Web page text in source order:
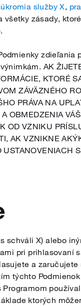
služby X,
všetky zásady,
zdieľania
AK
KTORÉ
ZÁVÄZNÉHO
PRÁVA NA
OBMEDZENIA
OD VZNIKU
AK VZNIKNE
USTANOVENIACH
schváli X) alebo
pri prihlasovaní
a
týchto
ktorých